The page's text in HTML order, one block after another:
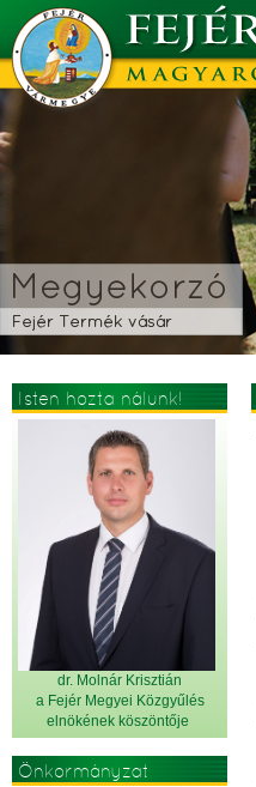
Isten hozta nálunk!
dr. Molnár Krisztián
a Fejér Megyei Közgyűlés
elnökének köszöntője
Önkormányzat